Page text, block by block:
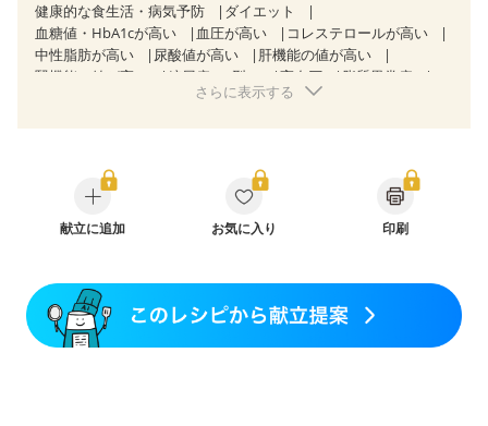
健康的な食生活・病気予防
ダイエット
血糖値・HbA1cが高い
血圧が高い
コレステロールが高い
中性脂肪が高い
尿酸値が高い
肝機能の値が高い
腎機能の値が高い
糖尿病（2型） 高血圧
脂質異常症
胃ポリープ 逆流性食道炎
乳がん（放射線治療中）
乳がん治療を終えた方・経過観察中の方など
食欲がない
妊娠中(初期)
妊婦健診・体重増加が気になる（初期）
妊娠糖尿病(初期)
産後（ミルク）
骨折 骨粗しょう症
関節リウマチ
乾癬
フレイル（年齢に合わせた体作り）
さらに表示する
献立に追加 お気に入り 印刷